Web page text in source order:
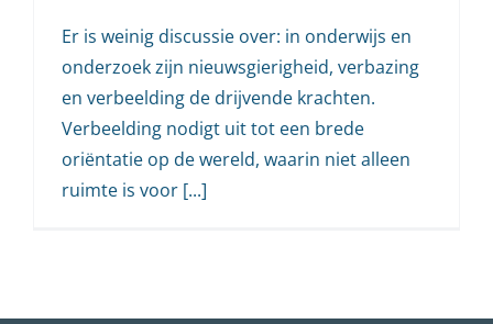
Er is weinig discussie over: in onderwijs en
onderzoek zijn nieuwsgierigheid, verbazing
en verbeelding de drijvende krachten.
Verbeelding nodigt uit tot een brede
oriëntatie op de wereld, waarin niet alleen
ruimte is voor [...]